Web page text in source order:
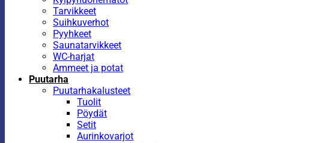
Tarvikkeet
Suihkuverhot
Pyyhkeet
Saunatarvikkeet
WC-harjat
Ammeet ja potat
Puutarha
Puutarhakalusteet
Tuolit
Pöydät
Setit
Aurinkovarjot